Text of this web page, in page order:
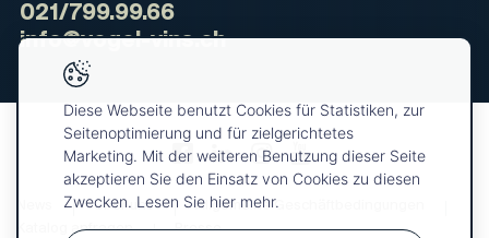
021/799.99.66
info@vogel-vins.ch
Über uns
Allgemeine Geschäftbedingungen
Katalog anfragen
Presse
Diese Webseite benutzt Cookies für Statistiken, zur
Seitenoptimierung und für zielgerichtetes
Marketing. Mit der weiteren Benutzung dieser Seite
akzeptieren Sie den Einsatz von Cookies zu diesen
Zwecken. Lesen Sie hier mehr.